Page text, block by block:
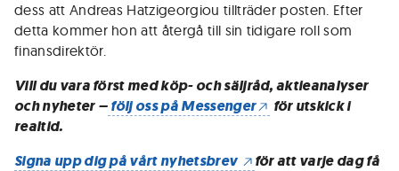
dess att Andreas Hatzigeorgiou tillträder posten. Efter
detta kommer hon att återgå till sin tidigare roll som
finansdirektör.
Vill du vara först med köp- och säljråd, aktieanalyser
och nyheter –följ oss på Messenger
för utskick i
realtid.
Signa upp dig på vårt nyhetsbrev
för att varje dag få